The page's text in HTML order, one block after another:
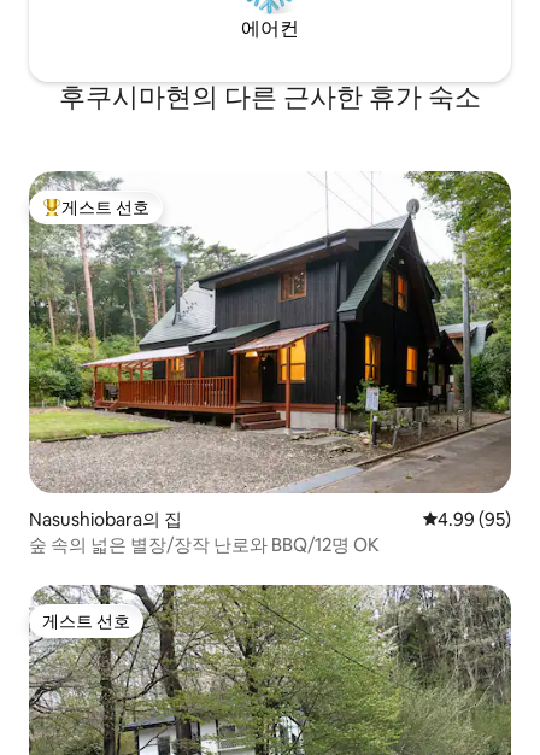
에어컨
후쿠시마현의 다른 근사한 휴가 숙소
상위 게스트 선호
게스트 선호
Nasushiobara의 집 평점 4.99점(5
4.99 (95)
숲 속의 넓은 별장/장작 난로와 BBQ/12명 OK
게스트 선호
게스트 선호